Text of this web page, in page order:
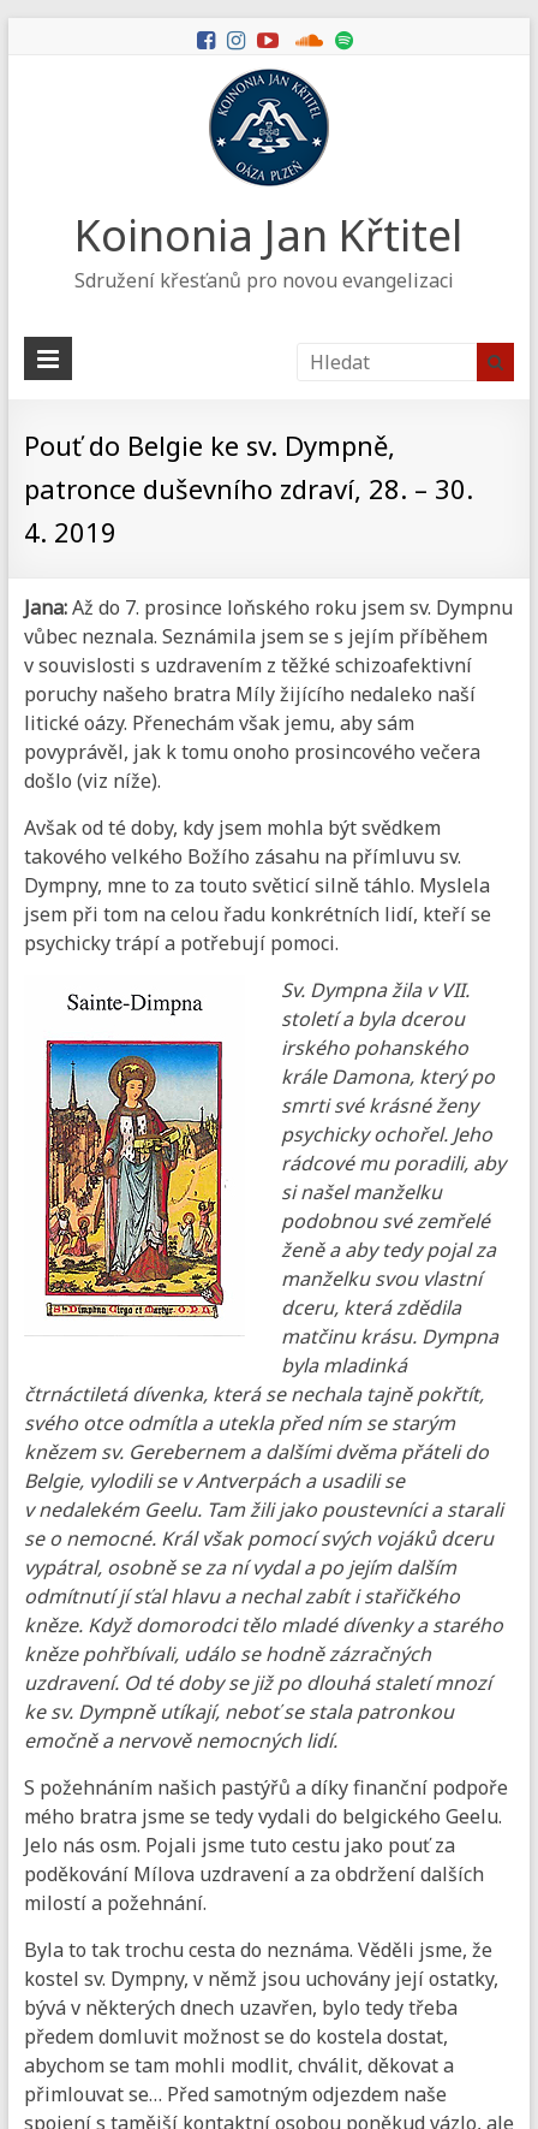
Koinonia Jan Křtitel
Sdružení křesťanů pro novou evangelizaci
Pouť do Belgie ke sv. Dympně,
patronce duševního zdraví, 28. – 30.
4. 2019
Jana:Až do 7. prosince loňského roku jsem sv. Dympnu
vůbec neznala. Seznámila jsem se s jejím příběhem
v souvislosti s uzdravením z těžké schizoafektivní
poruchy našeho bratra Míly žijícího nedaleko naší
litické oázy. Přenechám však jemu, aby sám
povyprávěl, jak k tomu onoho prosincového večera
došlo (viz níže).
Avšak od té doby, kdy jsem mohla být svědkem
takového velkého Božího zásahu na přímluvu sv.
Dympny, mne to za touto světicí silně táhlo. Myslela
jsem při tom na celou řadu konkrétních lidí, kteří se
psychicky trápí a potřebují pomoci.
Sv. Dympna žila v VII.
století a byla dcerou
irského pohanského
krále Damona, který po
smrti své krásné ženy
psychicky ochořel. Jeho
rádcové mu poradili, aby
si našel manželku
podobnou své zemřelé
ženě a aby tedy pojal za
manželku svou vlastní
dceru, která zdědila
matčinu krásu. Dympna
byla mladinká
čtrnáctiletá dívenka, která se nechala tajně pokřtít,
svého otce odmítla a utekla před ním se starým
knězem sv. Gerebernem a dalšími dvěma přáteli do
Belgie, vylodili se v Antverpách a usadili se
v nedalekém Geelu. Tam žili jako poustevníci a starali
se o nemocné. Král však pomocí svých vojáků dceru
vypátral, osobně se za ní vydal a po jejím dalším
odmítnutí jí sťal hlavu a nechal zabít i stařičkého
kněze. Když domorodci tělo mladé dívenky a starého
kněze pohřbívali, událo se hodně zázračných
uzdravení. Od té doby se již po dlouhá staletí mnozí
ke sv. Dympně utíkají, neboť se stala patronkou
emočně a nervově nemocných lidí.
S požehnáním našich pastýřů a díky finanční podpoře
mého bratra jsme se tedy vydali do belgického Geelu.
Jelo nás osm. Pojali jsme tuto cestu jako pouť za
poděkování Mílova uzdravení a za obdržení dalších
milostí a požehnání.
Byla to tak trochu cesta do neznáma. Věděli jsme, že
kostel sv. Dympny, v němž jsou uchovány její ostatky,
bývá v některých dnech uzavřen, bylo tedy třeba
předem domluvit možnost se do kostela dostat,
abychom se tam mohli modlit, chválit, děkovat a
přimlouvat se… Před samotným odjezdem naše
spojení s tamější kontaktní osobou poněkud vázlo, ale